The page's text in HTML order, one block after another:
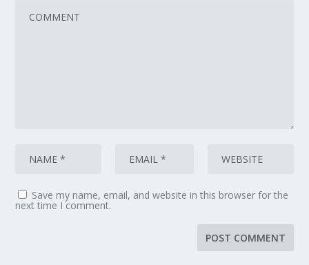
Save my name, email, and website in this browser for the
next time I comment.